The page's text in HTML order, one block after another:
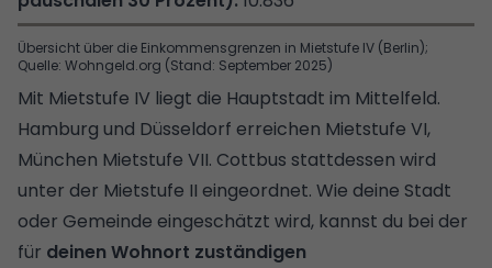
Übersicht über die Einkommensgrenzen in Mietstufe IV (Berlin);
Quelle: Wohngeld.org (Stand: September 2025)
Mit Mietstufe IV liegt die Hauptstadt im Mittelfeld.
Hamburg und Düsseldorf erreichen Mietstufe VI,
München Mietstufe VII. Cottbus stattdessen wird
unter der Mietstufe II eingeordnet. Wie deine Stadt
oder Gemeinde eingeschätzt wird, kannst du bei der
für deinen Wohnort zuständigen